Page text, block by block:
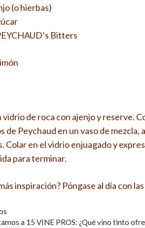
(o hierbas)
Bitters
vidrio de roca con ajenjo y reserve.
de Peychaud en un vaso de
Colar en el vidrio enjuagado y
para terminar.
inspiración? Póngase al día con
a 15 VINE PROS: ¿Qué vino tinto